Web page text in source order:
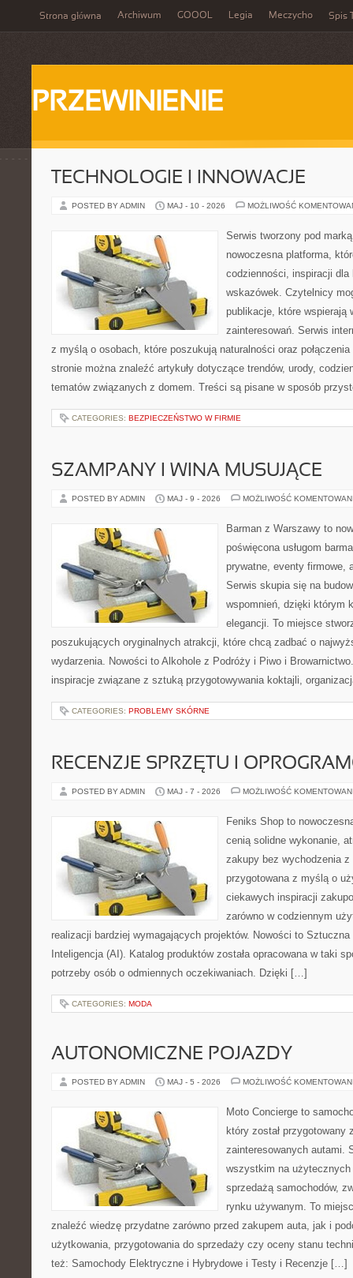
Strona główna Archiwum GOOOL Legia Meczycho Spis
PRZEWINIENIE
TECHNOLOGIE I INNOWACJE
POSTED BY ADMIN MAJ - 10 - 2026 MOŻLIWOŚĆ
Serwis tworzony pod
nowoczesna platforma,
codzienności, inspiracji
wskazówek. Czytelnicy
publikacje, które wspierają
zainteresowań. Serwis
z myślą o osobach, które poszukują naturalności oraz
stronie można znaleźć artykuły dotyczące trendów, urody,
tematów związanych z domem. Treści są pisane w sposób
CATEGORIES: BEZPIECZEŃSTWO W FIRMIE
SZAMPANY I WINA MUSUJĄCE
POSTED BY ADMIN MAJ - 9 - 2026 MOŻLIWOŚĆ
Barman z Warszawy to
poświęcona usługom
prywatne, eventy firmowe,
Serwis skupia się na
wspomnień, dzięki którym
elegancji. To miejsce
poszukujących oryginalnych atrakcji, które chcą zadbać o
wydarzenia. Nowości to Alkohole z Podróży i Piwo i
inspiracje związane z sztuką przygotowywania koktajli,
CATEGORIES: PROBLEMY SKÓRNE
RECENZJE SPRZĘTU I
POSTED BY ADMIN MAJ - 7 - 2026 MOŻLIWOŚĆ
Feniks Shop to
cenią solidne wykonanie,
zakupy bez wychodzenia z
przygotowana z myślą o
ciekawych inspiracji
zarówno w codziennym
realizacji bardziej wymagających projektów. Nowości to
Inteligencja (AI). Katalog produktów została opracowana w taki
potrzeby osób o odmiennych oczekiwaniach. Dzięki […]
CATEGORIES: MODA
AUTONOMICZNE POJAZDY
POSTED BY ADMIN MAJ - 5 - 2026 MOŻLIWOŚĆ
Moto Concierge to
który został przygotowany
zainteresowanych autami.
wszystkim na
sprzedażą samochodów,
rynku używanym. To
znaleźć wiedzę przydatne zarówno przed zakupem auta, jak i
użytkowania, przygotowania do sprzedaży czy oceny stanu
też: Samochody Elektryczne i Hybrydowe i Testy i Recenzje […]